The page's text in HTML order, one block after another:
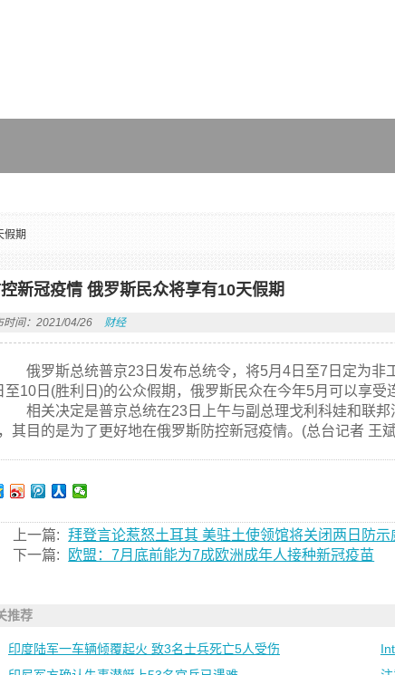
假期
新冠疫情 俄罗斯民众将享有10天假期
时间：2021/04/26 财经
俄罗斯总统普京23日发布总统令，将5月4日至7日定为非
至10日(胜利日)的公众假期，俄罗斯民众在今年5月可以享受
相关决定是普京总统在23日上午与副总理戈利科娃和联邦
其目的是为了更好地在俄罗斯防控新冠疫情。(总台记者 王斌
上一篇:
拜登言论惹怒土耳其 美驻土使领馆将关闭两日防示
下一篇:
欧盟：7月底前能为7成欧洲成年人接种新冠疫苗
推荐
印度陆军一车辆倾覆起火 致3名士兵死亡5人受伤